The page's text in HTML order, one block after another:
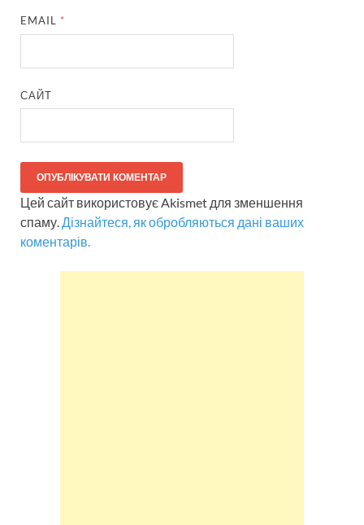
EMAIL *
САЙТ
Цей сайт використовує Akismet для зменшення
спаму.Дізнайтеся, як обробляються дані ваших
коментарів.